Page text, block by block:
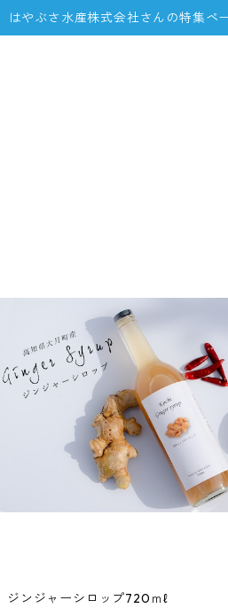
はやぶさ水産株式会社さんの特集ペ
ジンジャーシロップ720ｍℓ